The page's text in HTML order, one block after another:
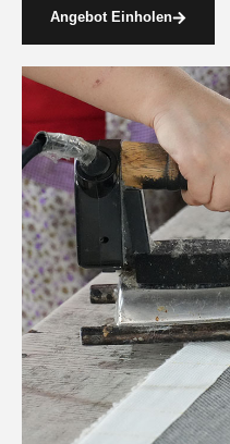
Angebot Einholen